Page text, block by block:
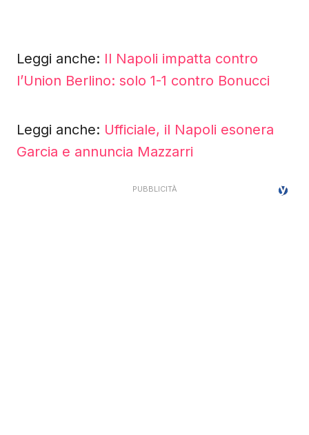
Leggi anche: Il Napoli impatta contro
l’Union Berlino: solo 1-1 contro Bonucci
Leggi anche: Ufficiale, il Napoli esonera
Garcia e annuncia Mazzarri